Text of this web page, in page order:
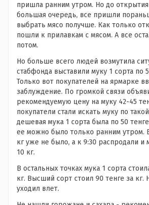
пришла ранним утром. Но до
большая очередь, все пришли
выбрать мясо получше. Как только
пошли к прилавкам с мясом. А все
потом.
Но больше всего людей возмутила
стабфонда выставили муку 1 сорта по
Только вот покупателей на ярмарке
заблуждение. По громкой связи
рекомендуемую цену на муку 42-45
покупатели стали искать муку по
дешевая мука 1 сорта была по 50
ее можно было только ранним утром.
кг уже не было, а к 9:30 распродали и
10 кг.
В остальных точках мука 1 сорта
кг. Высший сорт стоил 90 тенге за кг.
уходил влет.